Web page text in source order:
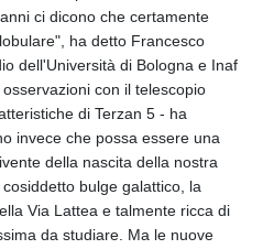
ci dicono che certamente
ha detto Francesco
dell'Università di Bologna e Inaf
con il telescopio
di Terzan 5 - ha
invece che possa essere una
della nascita della nostra
bulge galattico, la
Via Lattea e talmente ricca di
da studiare. Ma le nuove